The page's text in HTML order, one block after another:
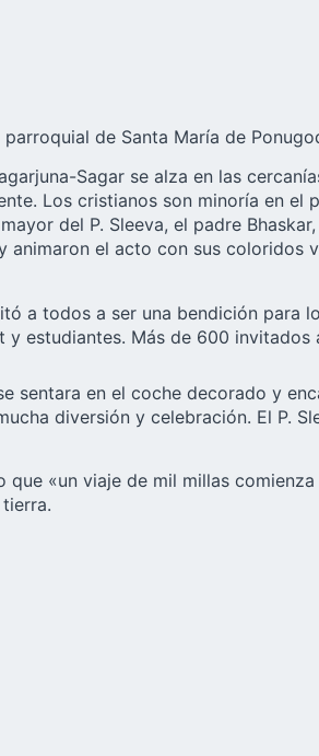
de Santa María de
Sagar se alza en las
Los cristianos son minoría en el
del P. Sleeva, el padre
animaron el acto con sus coloridos
a todos a ser una bendición para
estudiantes. Más de 600 invitados
sentara en el coche decorado y
diversión y celebración. El P.
«un viaje de mil millas